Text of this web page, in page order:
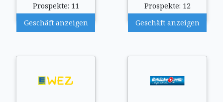
Prospekte: 11
Geschäft anzeigen
Prospekte: 12
Geschäft anzeigen